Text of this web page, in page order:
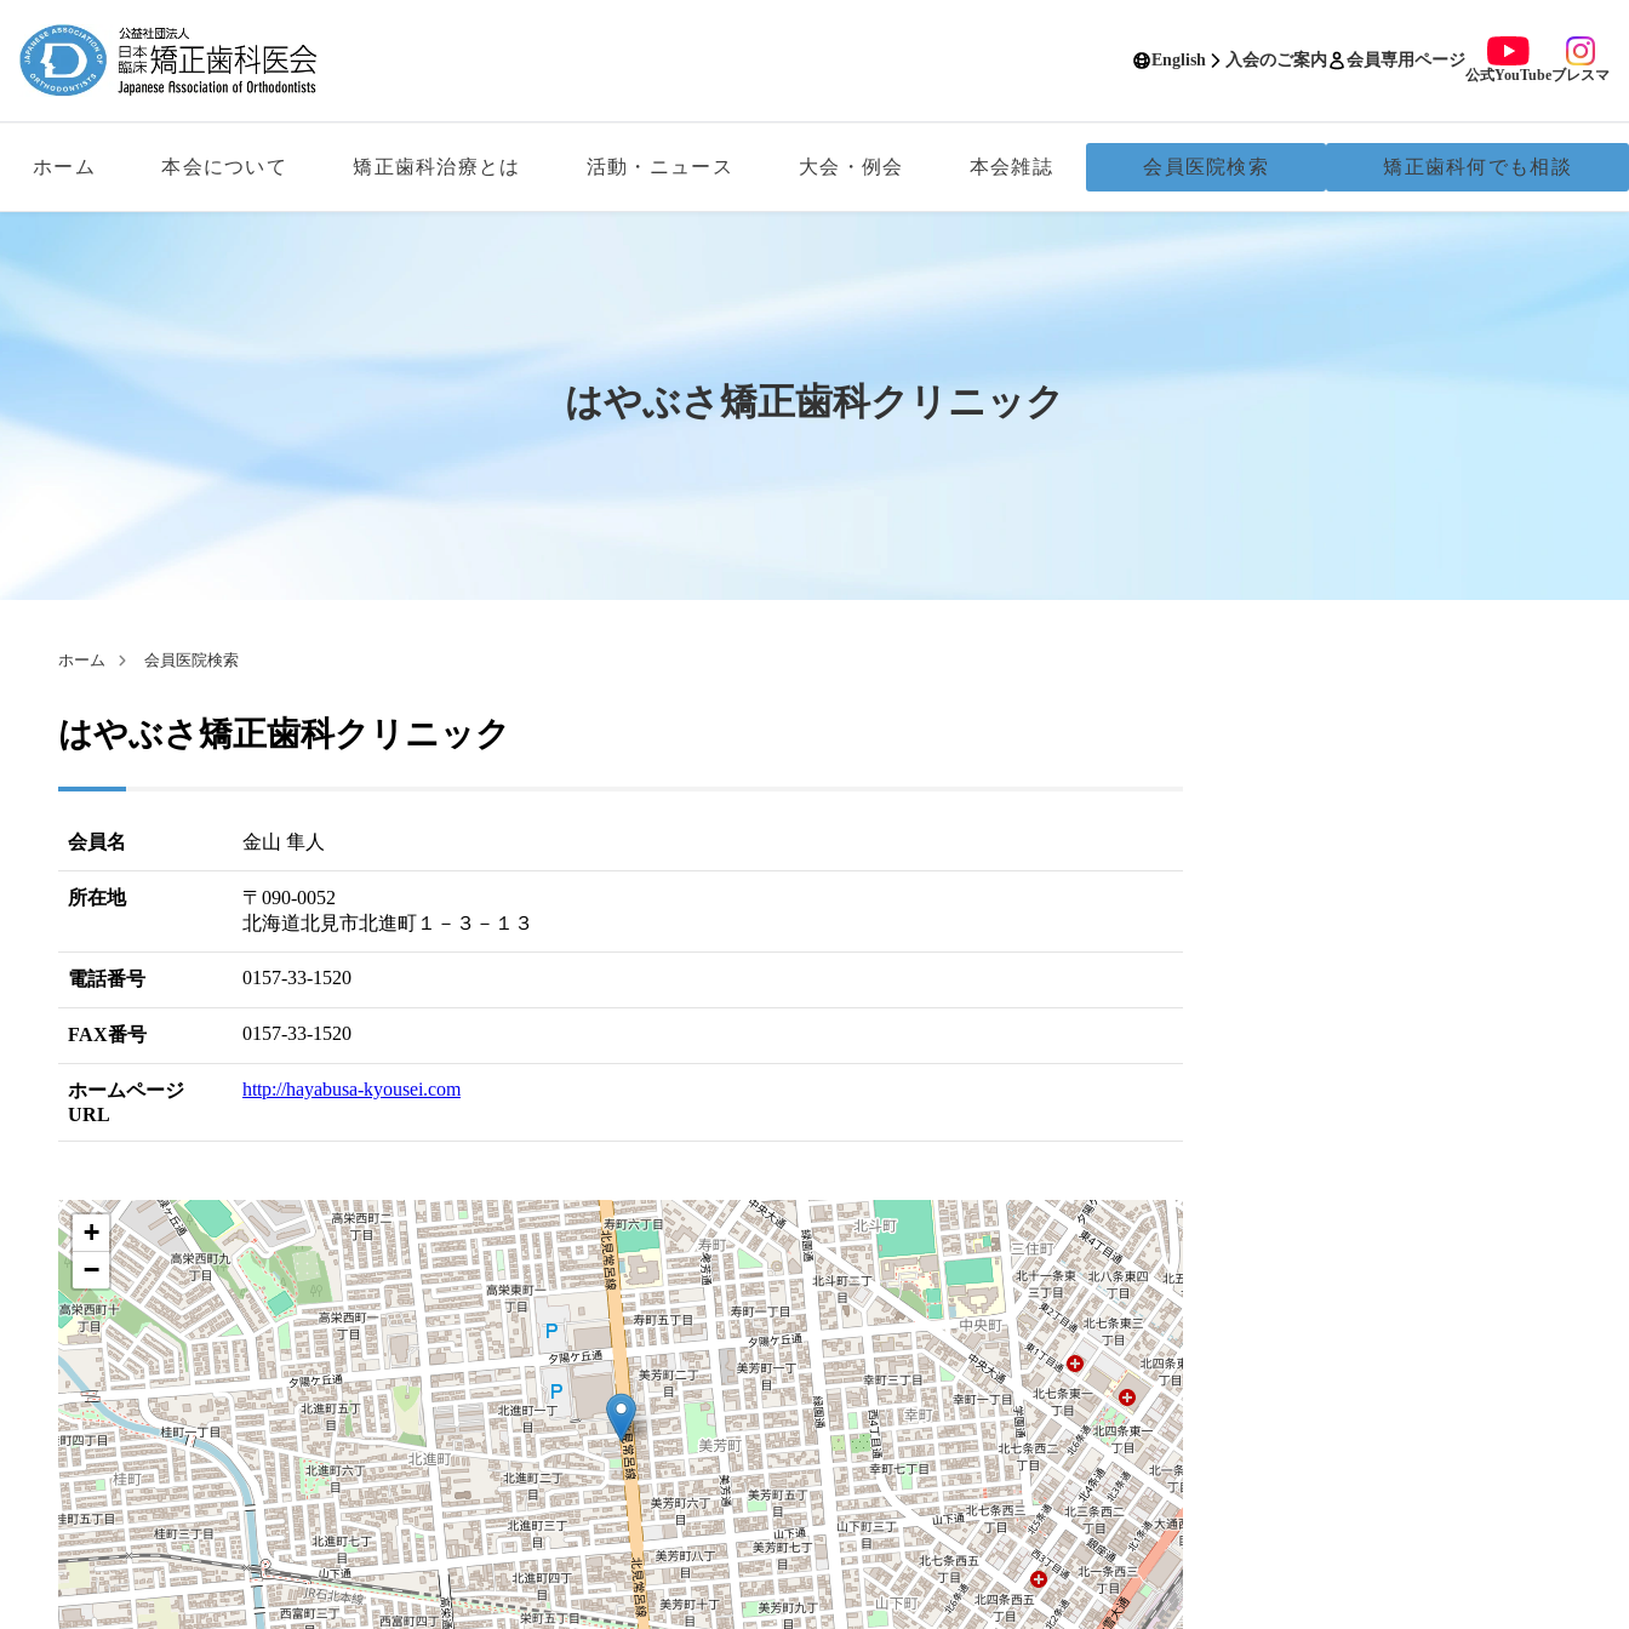
English 入会のご案内 会員専用ページ
公式YouTubeブレスマ
ホーム 本会について 矯正歯科治療とは 活動・ニュース 大会・例会 本会雑誌 会員医院検索 矯正歯科何でも相談
はやぶさ矯正歯科クリニック
ホーム 会員医院検索
はやぶさ矯正歯科クリニック
会員名 金山 隼人
所在地
〒090-0052
北海道北見市北進町１－３－１３
電話番号 0157-33-1520
FAX番号 0157-33-1520
ホームページ
URL
http://hayabusa-kyousei.com
+
−